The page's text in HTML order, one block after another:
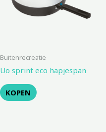
Buitenrecreatie
Uo sprint eco hapjespan
KOPEN